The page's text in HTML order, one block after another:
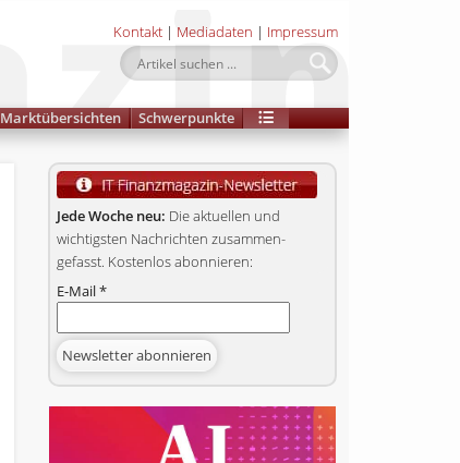
Kontakt | Mediadaten | Impressum
Marktübersichten Schwerpunkte
Jede Woche neu: Die aktuellen und
wichtigsten Nachrichten zusammen­
gefasst. Kostenlos abonnieren:
E-Mail*